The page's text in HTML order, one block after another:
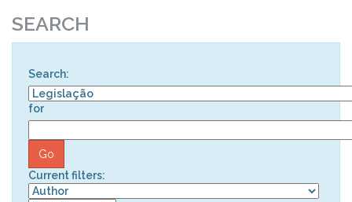
SEARCH
Search:
for
Current filters: